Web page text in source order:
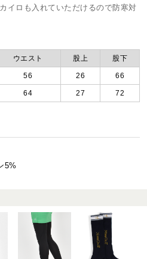
イロも入れていただけるので防寒対
ウエスト 股上 股下
56 26 66
64 27 72
5%